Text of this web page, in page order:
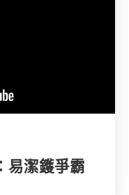
易潔鑊爭霸